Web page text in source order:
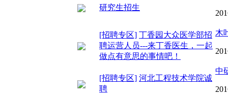
研究生招生
[招聘专区] 丁香园大众医学部招
聘运营人员---来丁香医生，一起
做点有意思的事情吧！
木
[招聘专区] 河北工程技术学院诚
聘
中